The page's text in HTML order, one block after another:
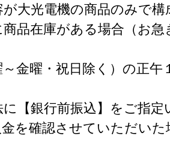
大光電機の商品のみで構
品在庫がある場合（お急
金曜・祝日除く）の正午
【銀行前振込】をご指定
を確認させていただいた